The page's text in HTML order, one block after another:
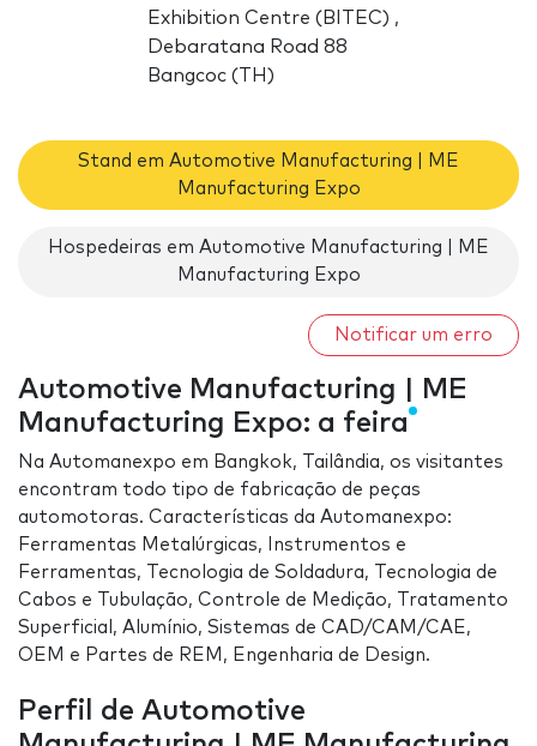
Exhibition Centre (BITEC) ,
Debaratana Road 88
Bangcoc (TH)
Stand em Automotive Manufacturing | ME
Manufacturing Expo
Hospedeiras em Automotive Manufacturing | ME
Manufacturing Expo
Notificar um erro
Automotive Manufacturing | ME
Manufacturing Expo: a feira
Na Automanexpo em Bangkok, Tailândia, os visitantes
encontram todo tipo de fabricação de peças
automotoras. Características da Automanexpo:
Ferramentas Metalúrgicas, Instrumentos e
Ferramentas, Tecnologia de Soldadura, Tecnologia de
Cabos e Tubulação, Controle de Medição, Tratamento
Superficial, Alumínio, Sistemas de CAD/CAM/CAE,
OEM e Partes de REM, Engenharia de Design.
Perfil de Automotive